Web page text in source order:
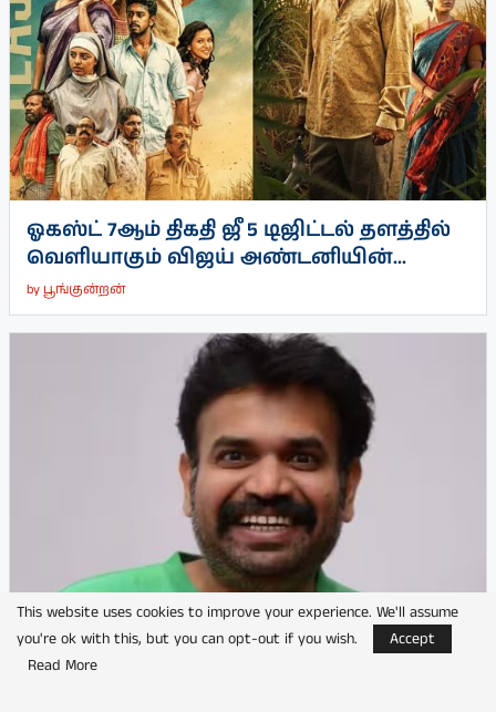
ஓகஸ்ட் 7ஆம் திகதி ஜீ 5 டிஜிட்டல் தளத்தில்
வெளியாகும் விஜய் அண்டனியின்...
by பூங்குன்றன்
This website uses cookies to improve your experience. We'll assume
you're ok with this, but you can opt-out if you wish.
Accept
Read More